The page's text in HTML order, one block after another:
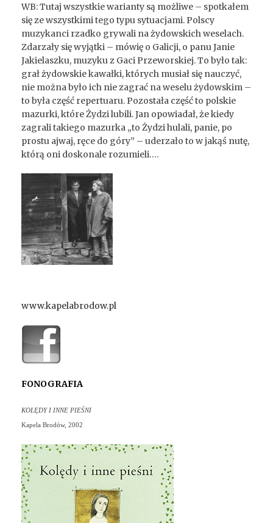
WB: Tutaj wszystkie warianty są możliwe – spotkałem
się ze wszystkimi tego typu sytuacjami. Polscy
muzykanci rzadko grywali na żydowskich weselach.
Zdarzały się wyjątki – mówię o Galicji, o panu Janie
Jakielaszku, muzyku z Gaci Przeworskiej. To było tak:
grał żydowskie kawałki, których musiał się nauczyć,
nie można było ich nie zagrać na weselu żydowskim –
to była część repertuaru. Pozostała część to polskie
mazurki, które Żydzi lubili. Jan opowiadał, że kiedy
zagrali takiego mazurka „to Żydzi hulali, panie, po
prostu ajwaj, ręce do góry” – uderzało to w jakąś nutę,
którą oni doskonale rozumieli….
www.kapelabrodow.pl
FONOGRAFIA
KOLĘDY I INNE PIEŚNI
Kapela Brodów, 2002